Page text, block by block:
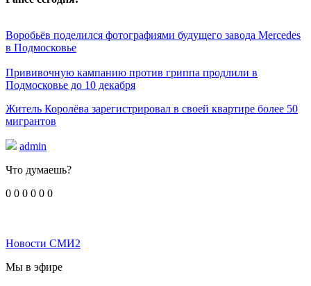
Воробьёв поделился фотографиями будущего завода Mercedes
в Подмосковье
Прививочную кампанию против гриппа продлили в
Подмосковье до 10 декабря
Житель Королёва зарегистрировал в своей квартире более 50
мигрантов
admin
Что думаешь?
0 0 0 0 0 0
Новости СМИ2
Мы в эфире